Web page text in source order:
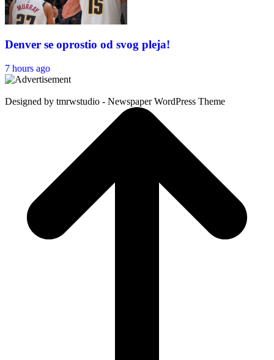
Denver se oprostio od svog pleja!
7 hours ago
Designed by tmrwstudio - Newspaper WordPress Theme